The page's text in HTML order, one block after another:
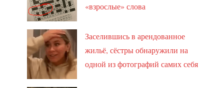
«взрослые» слова
Заселившись в арендованное
жильё, сёстры обнаружили на
одной из фотографий самих себя